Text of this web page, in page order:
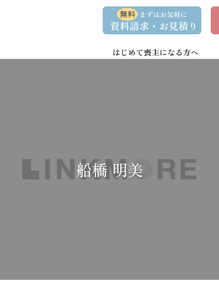
資
求
問
事
談
はじめて喪主になる方へ
船橋 明美